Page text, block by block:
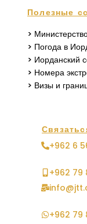
Полезные
>
> Погода в
> Иорданский
> Номера
> Визы и
+962 6
+962 79
+962 79